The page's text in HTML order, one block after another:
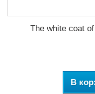
The white coat
В